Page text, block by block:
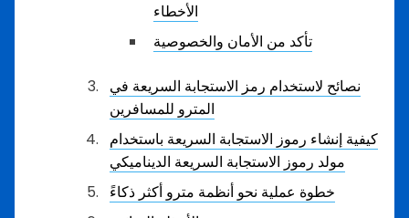
الأخطاء
تأكد من الأمان والخصوصية
نصائح لاستخدام رمز الاستجابة السريعة في
المترو للمسافرين
كيفية إنشاء رموز الاستجابة السريعة باستخدام
مولد رموز الاستجابة السريعة الديناميكي
خطوة عملية نحو أنظمة مترو أكثر ذكاءً